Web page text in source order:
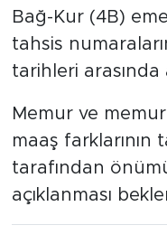
Bağ-Kur (4B)
tahsis
tarihleri arasında
Memur ve
maaş farklarının
tarafından
açıklanması